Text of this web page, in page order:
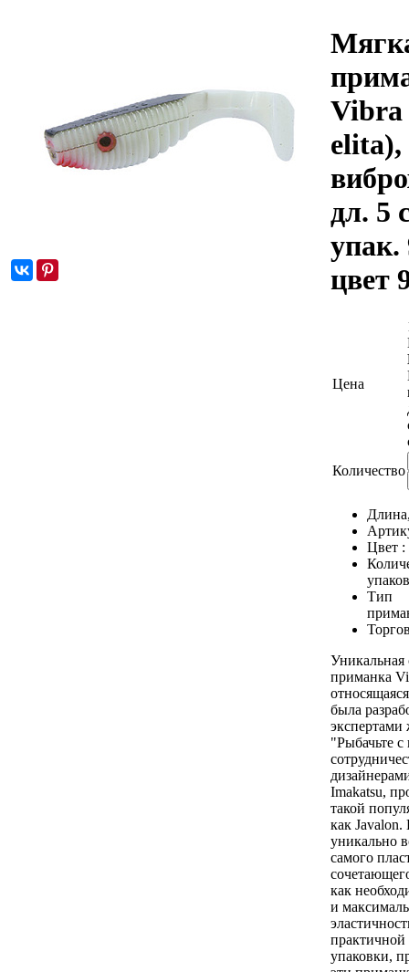
Vibra
elita),
дл. 5
цвет
Цена
Количество
Цвет :
Тип
Уникальная
приманка
была
экспертами
"Рыбачьте
Imakatsu,
такой
как
уникально
самого
как
и
практичной
упаковки,